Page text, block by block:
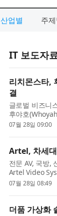
산업별 주
IT 보도자
리치몬스타,
결
글로벌 비즈니
후야호
중인 모바일 게
07월 28일 09:00
Artel, 차세대
전문 AV, 국방,
Artel Video
PTP-
07월 28일 08:49
더품 가상화